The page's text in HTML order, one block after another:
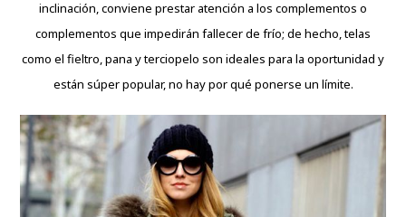
inclinación, conviene prestar atención a los complementos o
complementos que impedirán fallecer de frío; de hecho, telas
como el fieltro, pana y terciopelo son ideales para la oportunidad y
están súper popular, no hay por qué ponerse un límite.